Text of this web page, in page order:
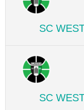
SC
SC